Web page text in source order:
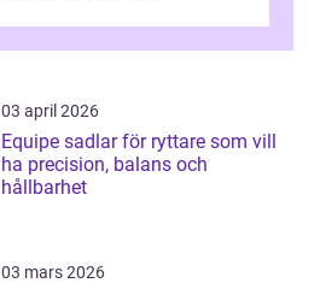
03 april 2026
Equipe sadlar för ryttare som vill
ha precision, balans och
hållbarhet
03 mars 2026